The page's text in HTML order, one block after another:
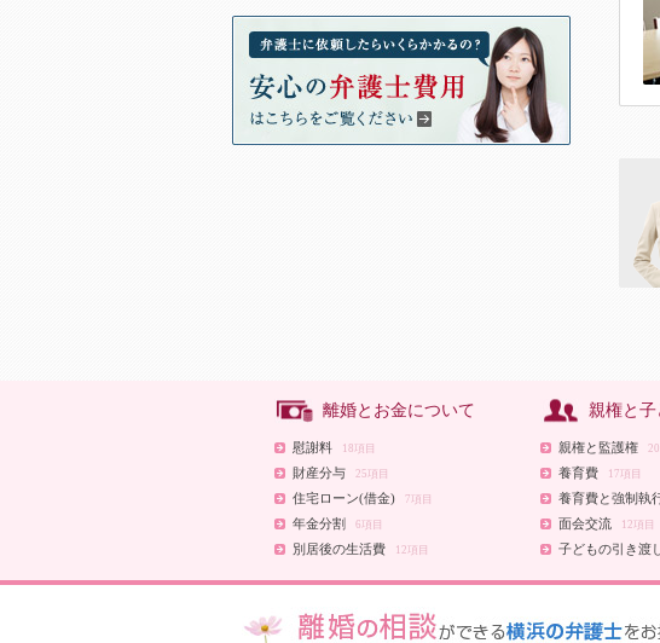
離婚とお金について
慰謝料 18項目
財産分与 25項目
住宅ローン(借金) 7項目
年金分割 6項目
別居後の生活費 12項目
親権と子
親権と監護権
養育費 17項目
養育費と強制執
面会交流 12項目
子どもの引き渡